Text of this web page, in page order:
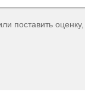
поставить